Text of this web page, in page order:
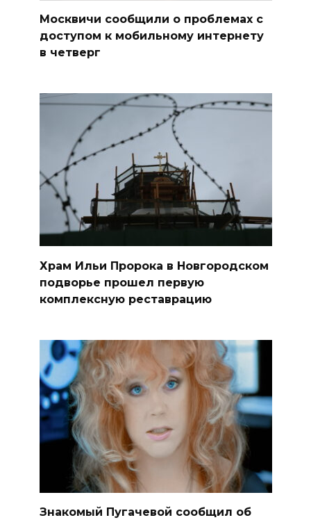
Москвичи сообщили о проблемах с
доступом к мобильному интернету
в четверг
Храм Ильи Пророка в Новгородском
подворье прошел первую
комплексную реставрацию
Знакомый Пугачевой сообщил об